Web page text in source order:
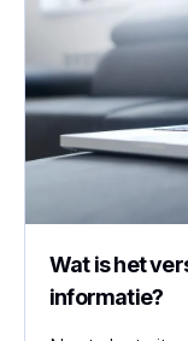
Wat is het
informatie?